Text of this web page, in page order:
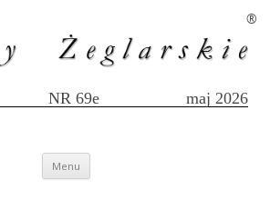
NR 69e maj 2026
®
Menu Przejdź